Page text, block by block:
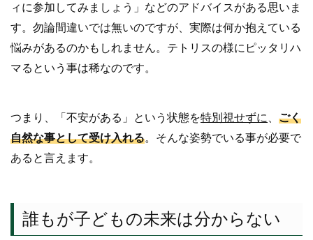
ィに参加してみましょう」などのアドバイスがある思いま
す。勿論間違いでは無いのですが、実際は何か抱えている
悩みがあるのかもしれません。テトリスの様にピッタリハ
マるという事は稀なのです。
つまり、「不安がある」という状態を特別視せずに
ごく
自然な事として受け入れる。そんな姿勢でいる事が必要で
あると言えます。
誰もが子どもの未来は分からない